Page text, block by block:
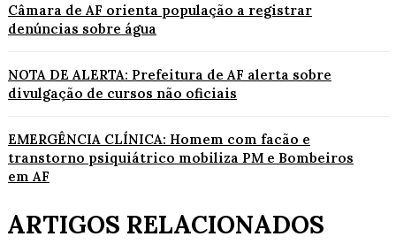
Câmara de AF orienta população a registrar
denúncias sobre água
NOTA DE ALERTA: Prefeitura de AF alerta sobre
divulgação de cursos não oficiais
EMERGÊNCIA CLÍNICA: Homem com facão e
transtorno psiquiátrico mobiliza PM e Bombeiros
em AF
ARTIGOS RELACIONADOS